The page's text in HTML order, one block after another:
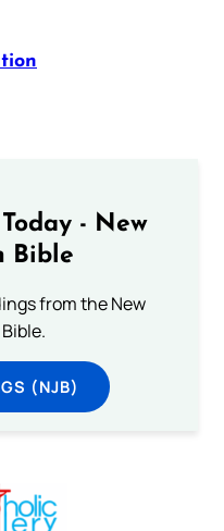
- New
Bible
from the New
(NJB)